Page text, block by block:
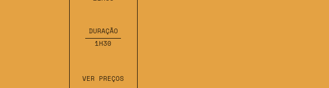
DURAÇÃO
1H30
VER PREÇOS